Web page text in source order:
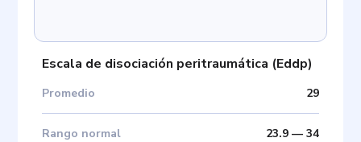
Escala de disociación peritraumática (Eddp)
Promedio 29
Rango normal 23.9— 34